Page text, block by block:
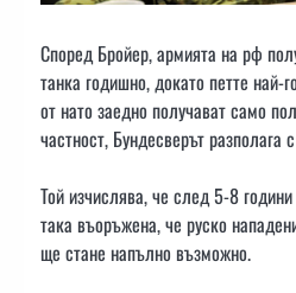
Според Бройер, армията на рф
танка годишно, докато петте най-
от нато заедно получават само
частност, Бундесверът
Той изчислява, че след 5-8
така въоръжена, че руско
ще стане напълно възможно.